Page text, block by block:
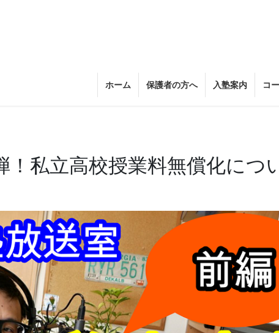
ホーム 保護者の方へ 入塾案内 コ
！私立高校授業料無償化につ